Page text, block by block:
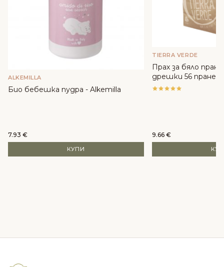
ALKEMILLA
Био бебешка пудра - Alkemilla
7.93 €
КУПИ
TIERRA VERDE
Прах за бяло
дрешки 56
9.66 €